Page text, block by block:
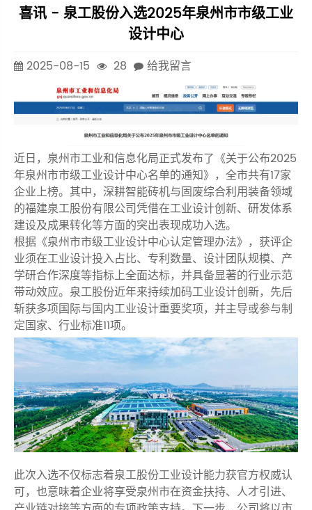
喜讯 - 泉工股份入选2025年泉州市市级工业
设计中心
2025-08-15 28 给我留言
近日，泉州市工业和信息化局正式发布了《关于公布2025
年泉州市市级工业设计中心名单的通知》，全市共有17家
企业上榜。其中，深耕智能砖机与固废综合利用装备领域
的福建泉工股份有限公司凭借在工业设计创新、研发体系
建设及成果转化等方面的突出表现成功入选。
根据《泉州市市级工业设计中心认定管理办法》，获评企
业须在工业设计投入占比、专利数量、设计团队规模、产
学研合作深度等指标上全面达标，并具备显著的行业示范
带动效应。泉工股份近年来持续加码工业设计创新，先后
斩获多项国际与国内工业设计重要奖项，并主导或参与制
定国家、行业标准11项。
此次入选不仅标志着泉工股份工业设计能力获官方权威认
可，也意味着企业将享受泉州市在资金扶持、人才引进、